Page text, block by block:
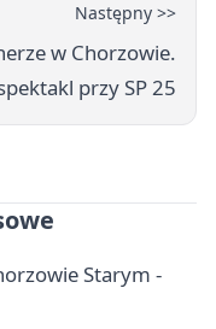
Następny >>
w Chorzowie.
przy SP 25
Starym -